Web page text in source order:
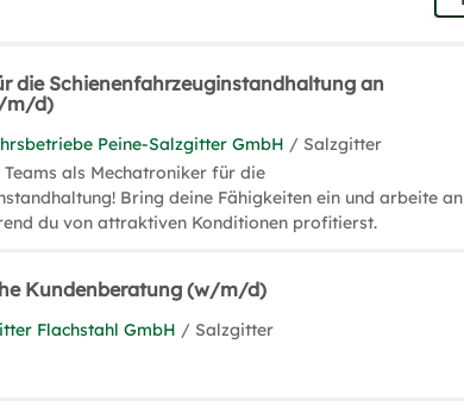
die Schienenfahrzeuginstandhaltung an
m/d)
Peine-Salzgitter GmbH / Salzgitter
Teams als Mechatroniker für die
Bring deine Fähigkeiten ein und arbeite an
du von attraktiven Konditionen profitierst.
Kundenberatung (w/m/d)
Flachstahl GmbH / Salzgitter